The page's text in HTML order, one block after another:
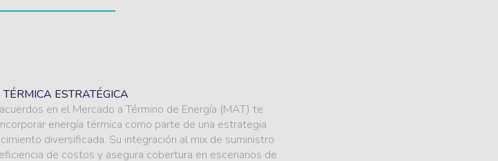
ESTRATÉGICA
en el Mercado a Término de Energía (MAT) te
energía térmica como parte de una estrategia
diversificada. Su integración al mix de suministro
de costos y asegura cobertura en escenarios de